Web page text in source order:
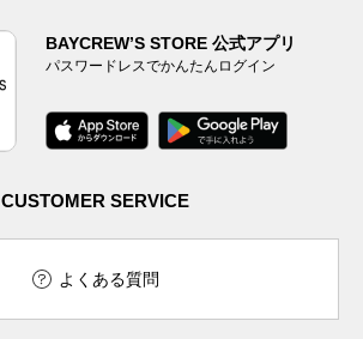
BAYCREW’S STORE 公式アプリ
パスワードレスでかんたんログイン
CUSTOMER SERVICE
よくある質問